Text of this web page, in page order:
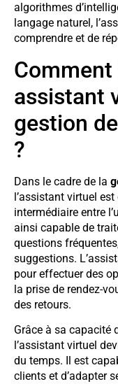
algorithmes
langage naturel,
comprendre et de
assistant
gestion
?
Dans le cadre de la
l’assistant virtuel
intermédiaire entre
ainsi capable de
questions
suggestions.
pour effectuer des
la prise de rendez-
des retours.
Grâce à sa capacité
l’assistant virtuel
du temps. Il est
clients et d’adapter